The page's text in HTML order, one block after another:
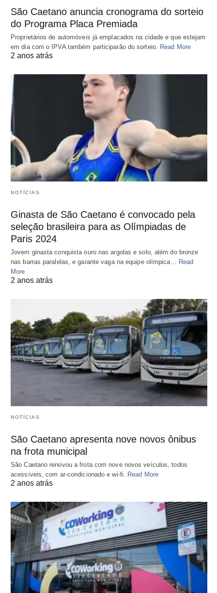
São Caetano anuncia cronograma do sorteio
do Programa Placa Premiada
Proprietários de automóveis já emplacados na cidade e que estejam
em dia com o IPVA também participarão do sorteio. Read More
2 anos atrás
NOTÍCIAS
Ginasta de São Caetano é convocado pela
seleção brasileira para as Olímpiadas de
Paris 2024
Jovem ginasta conquista ouro nas argolas e solo, além do bronze
nas barras paralelas, e garante vaga na equipe olímpica…
Read
More
2 anos atrás
NOTÍCIAS
São Caetano apresenta nove novos ônibus
na frota municipal
São Caetano renovou a frota com nove novos veículos, todos
acessíveis, com ar-condicionado e wi-fi. Read More
2 anos atrás